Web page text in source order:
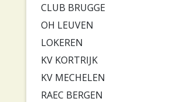
CLUB BRUGGE
OH LEUVEN
LOKEREN
KV KORTRIJK
KV MECHELEN
RAEC BERGEN